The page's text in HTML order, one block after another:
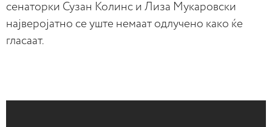
сенаторки Сузан Колинс и Лиза Мукаровски
најверојатно се уште немаат одлучено како ќе
гласаат.